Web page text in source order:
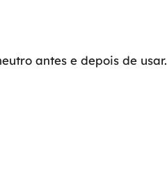
antes e depois de usar.